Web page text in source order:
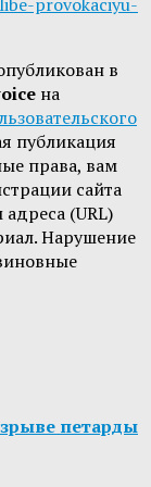
provokaciyu-
в
на
публикация
права, вам
сайта
(URL)
Нарушение
петарды